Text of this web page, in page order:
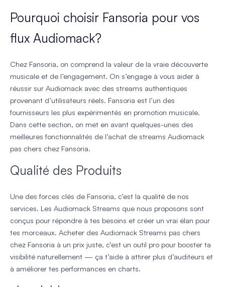
Pourquoi choisir Fansoria pour vos
flux Audiomack?
Chez Fansoria, on comprend la valeur de la vraie découverte
musicale et de l’engagement. On s’engage à vous aider à
réussir sur Audiomack avec des streams authentiques
provenant d’utilisateurs réels. Fansoria est l’un des
fournisseurs les plus expérimentés en promotion musicale.
Dans cette section, on met en avant quelques-unes des
meilleures fonctionnalités de l’achat de streams Audiomack
pas chers chez Fansoria.
Qualité des Produits
Une des forces clés de Fansoria, c’est la qualité de nos
services. Les Audiomack Streams que nous proposons sont
conçus pour répondre à tes besoins et créer un vrai élan pour
tes morceaux. Acheter des Audiomack Streams pas chers
chez Fansoria à un prix juste, c’est un outil pro pour booster ta
visibilité naturellement — ça t’aide à attirer plus d’auditeurs et
à améliorer tes performances en charts.